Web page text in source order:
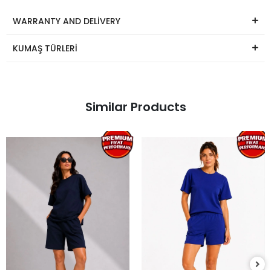
WARRANTY AND DELİVERY
KUMAŞ TÜRLERİ
Similar Products